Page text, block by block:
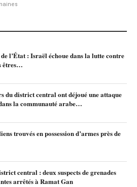
l’État : Israël échoue dans la lutte contre
êtres…
du district central ont déjoué une attaque
la communauté arabe…
trouvés en possession d’armes près de
central : deux suspects de grenades
arrêtés à Ramat Gan